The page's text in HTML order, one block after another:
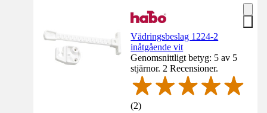
Vädringsbeslag 1224-2
inåtgående vit
Genomsnittligt betyg: 5 av 5
stjärnor. 2 Recensioner.
(2)